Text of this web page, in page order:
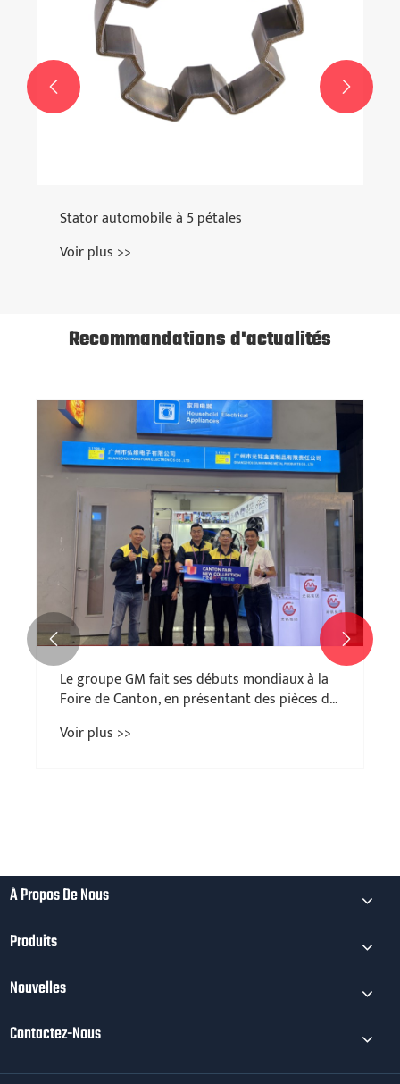
Stator automobile à 5 pétales
Voir plus >>
 
Recommandations d'actualités
Le groupe GM fait ses débuts mondiaux à la
Foire de Canton, en présentant des pièces de
Voir plus >>
 
À Propos De Nous
Produits
Nouvelles
Contactez-Nous